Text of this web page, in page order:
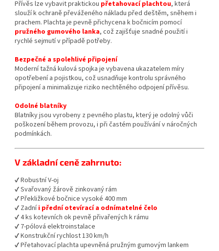
Přívěs lze vybavit praktickou přetahovací plachtou, která
slouží k ochraně převáženého nákladu před deštěm, sněhem i
prachem. Plachta je pevně přichycena k bočnicím pomocí
pružného gumového lanka, což zajišťuje snadné použití i
rychlé sejmutí v případě potřeby.
Bezpečné a spolehlivé připojení
Moderní tažná kulová spojka je vybavena ukazatelem míry
opotřebení a pojistkou, což usnadňuje kontrolu správného
připojení a minimalizuje riziko nechtěného odpojení přívěsu.
Odolné blatníky
Blatníky jsou vyrobeny z pevného plastu, který je odolný vůči
poškození během provozu, i při častém používání v náročných
podmínkách.
V základní ceně zahrnuto:
✔ Robustní V-oj
✔ Svařovaný žárově zinkovaný rám
✔ Překližkové bočnice vysoké 400 mm
✔ Zadní i přední otevírací a odnímatelné čelo
✔ 4 ks kotevních ok pevně přivařených k rámu
✔ 7-pólová elektroinstalace
✔ Konstrukční rychlost 130 km/h
✔ Přetahovací plachta upevněná pružným gumovým lankem